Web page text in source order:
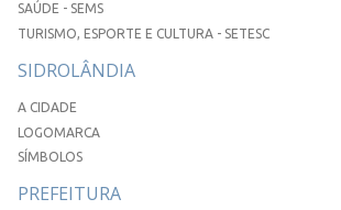
SAÚDE - SEMS
TURISMO, ESPORTE E CULTURA - SETESC
SIDROLÂNDIA
A CIDADE
LOGOMARCA
SÍMBOLOS
PREFEITURA